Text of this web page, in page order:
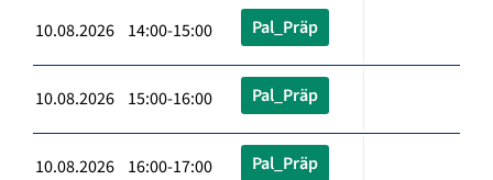
10.08.2026 14:00-15:00 Pal_Präp
10.08.2026 15:00-16:00 Pal_Präp
10.08.2026 16:00-17:00 Pal_Präp